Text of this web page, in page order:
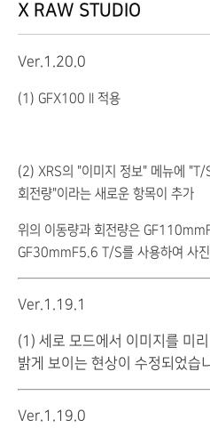
X RAW STUDIO
Ver.1.20.0
(1) GFX100 II 적용
(2) XRS의 "이미지 정보" 메뉴에 "T/
회전량"이라는 새로운 항목이 추가
위의 이동량과 회전량은
GF30mmF5.6 T/S를 사용하여 사
Ver.1.19.1
(1) 세로 모드에서 이미지를 미
밝게 보이는 현상이 수정되었습
Ver.1.19.0